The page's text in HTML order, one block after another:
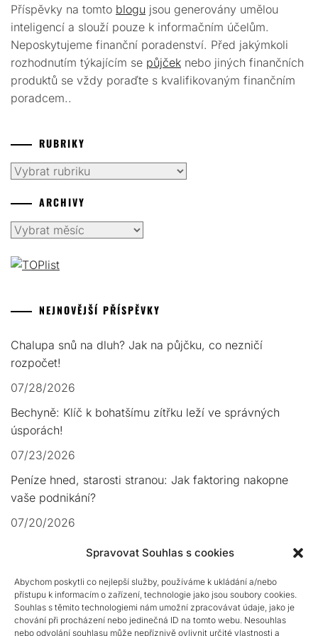
Spravovat Souhlas s cookies
Abychom poskytli co nejlepší služby, používáme k ukládání a/nebo
přístupu k informacím o zařízení, technologie jako jsou soubory cookies.
Souhlas s těmito technologiemi nám umožní zpracovávat údaje, jako je
chování při procházení nebo jedinečná ID na tomto webu. Nesouhlas
nebo odvolání souhlasu může nepříznivě ovlivnit určité vlastnosti a
Příspěvky na tomto blogu jsou generovány umělou
inteligencí a slouží pouze k informačním účelům.
Neposkytujeme finanční poradenství. Před jakýmkoli
rozhodnutím týkajícím se půjček nebo jiných finančních
produktů se vždy poraďte s kvalifikovaným finančním
poradcem..
RUBRIKY
Rubriky
ARCHIVY
Archivy
NEJNOVĚJŠÍ PŘÍSPĚVKY
Chalupa snů na dluh? Jak na půjčku, co nezničí
rozpočet!
07/28/2026
Bechyně: Klíč k bohatšímu zítřku leží ve správných
úsporách!
07/23/2026
Peníze hned, starosti stranou: Jak faktoring nakopne
vaše podnikání?
07/20/2026
Hotovost v nouzi: Půjčka bez bankovního účtu jde i
07/19/2026
Volyně v dluhové pasti? Cesta ven vede přes chytrou
půjčku!